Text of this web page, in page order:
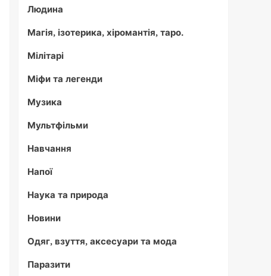
Людина
Магія, ізотерика, хіромантія, таро.
Мілітарі
Міфи та легенди
Музика
Мультфільми
Навчання
Напої
Наука та природа
Новини
Одяг, взуття, аксесуари та мода
Паразити